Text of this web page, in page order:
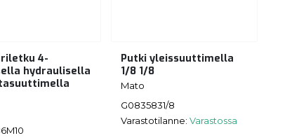
4-
hydraulisella
Putki yleissuuttimella
1/8 1/8
Mato
G0835831/8
Varastotilanne: Varastossa